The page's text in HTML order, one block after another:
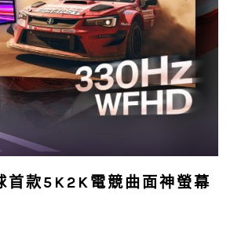
款5K2K電競曲面神螢幕